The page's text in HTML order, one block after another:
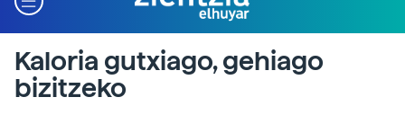
Kaloria gutxiago, gehiago
bizitzeko